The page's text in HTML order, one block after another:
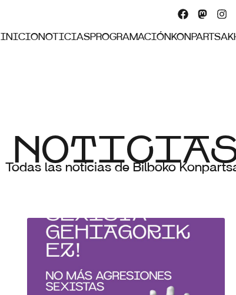
INICIONOTICIASPROGRAMACIÓN KONPARTSAK
Todas las noticias de Bilboko